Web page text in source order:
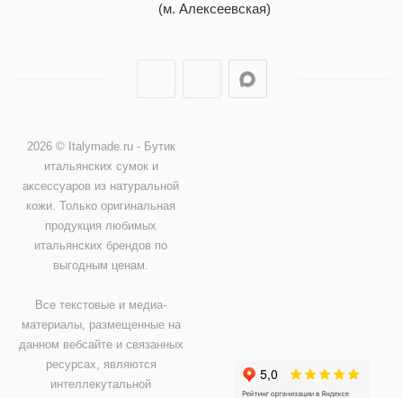
(м. Алексеевская)
2026 © Italymade.ru - Бутик
итальянских сумок и
аксессуаров из натуральной
кожи. Только оригинальная
продукция любимых
итальянских брендов по
выгодным ценам.
Все текстовые и медиа-
материалы, размещенные на
данном вебсайте и связанных
ресурсах, являются
интеллекутальной